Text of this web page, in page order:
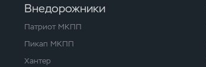
Внедорожники
Патриот МКПП
Пикап МКПП
Хантер